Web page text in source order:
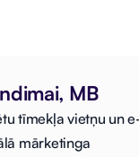
MB
tīmekļa vietņu un
mārketinga